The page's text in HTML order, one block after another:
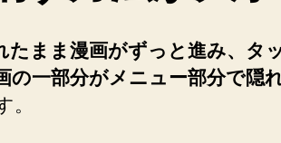
たまま漫画がずっと進み、タ
の一部分がメニュー部分で隠
。